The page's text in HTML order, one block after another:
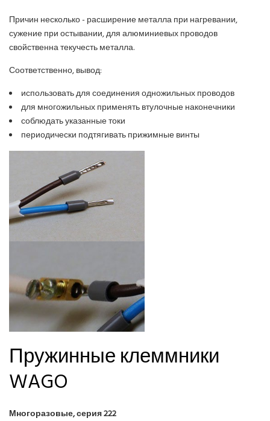
Причин несколько - расширение металла при нагревании,
сужение при остывании, для алюминиевых проводов
свойственна текучесть металла.
Соответственно, вывод:
использовать для соединения одножильных проводов
для многожильных применять втулочные наконечники
соблюдать указанные токи
периодически подтягивать прижимные винты
Пружинные клеммники
WAGO
Многоразовые, серия 222